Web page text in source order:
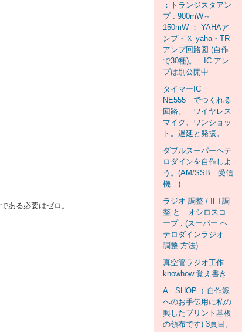
る必要はゼロ。
：トランジスタアン
プ : 900mW～
150mW ： YAHAア
ンプ・Ｘ-yaha・TR
アンプ回路図 (自作
で30種)。 IC アン
プは別公開中
タイマーIC
NE555 でつくれる
回路。 ワイヤレス
マイク、ワンショッ
ト。遅延と発振。
ダブルスーパーヘテ
ロダインを自作しよ
う。(AM/SSB 受信
機 )
ラジオ 調整 / IFT調
整 と オシロスコ
ープ : (スーパー ヘ
テロダインラジオ
調整 方法)
真空管ラジオ工作
knowhow 覚え書き
A SHOP（ 自作派
へのお手伝用に私の
興したプリント基板
の領布です) 3頁目。